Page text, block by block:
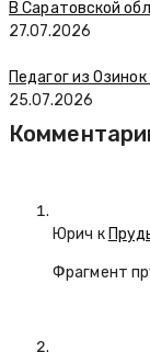
В Саратовской
27.07.2026
Педагог из
25.07.2026
Юрич к
Фрагмент